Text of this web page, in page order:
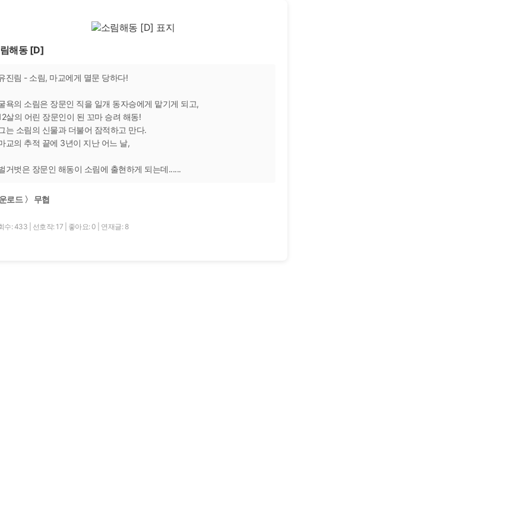
해동 [D]
진림 - 소림, 마교에게 멸문 당하다!
욕의 소림은 장문인 직을 일개 동자승에게 맡기게 되고,
살의 어린 장문인이 된 꼬마 승려 해동!
는 소림의 신물과 더불어 잠적하고 만다.
교의 추적 끝에 3년이 지난 어느 날,
거벗은 장문인 해동이 소림에 출현하게 되는데......
로드 〉 무협
수: 433 선호작: 17 좋아요: 0 연재글: 8